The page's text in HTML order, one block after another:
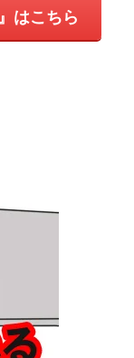
はこちら